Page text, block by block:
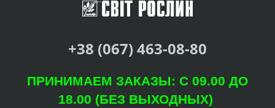
+38 (067) 463-08-80
ПРИНИМАЕМ ЗАКАЗЫ: С 09.00 ДО
18.00 (БЕЗ ВЫХОДНЫХ)